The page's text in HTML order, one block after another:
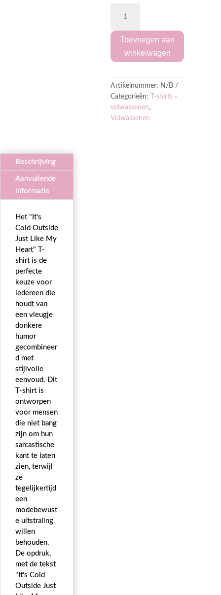
Cold
Outside
Just
Like
Heart"
T-
Toevoegen aan
winkelwagen
Artikelnummer: N/B
Categorieën:
T-shirts -
volwassenen,
Volwassenen
Beschrijving
Aanvullende
informatie
Het "It's
Cold Outside
Just Like My
Heart" T-
shirt is de
perfecte
keuze voor
iedereen die
houdt van
een vleugje
donkere
humor
gecombineer
d met
stijlvolle
eenvoud. Dit
T-shirt is
ontworpen
voor mensen
die niet bang
zijn om hun
sarcastische
kant te laten
zien, terwijl
ze
tegelijkertijd
een
modebewust
e uitstraling
willen
behouden.
De opdruk,
met de tekst
"It's Cold
Outside Just